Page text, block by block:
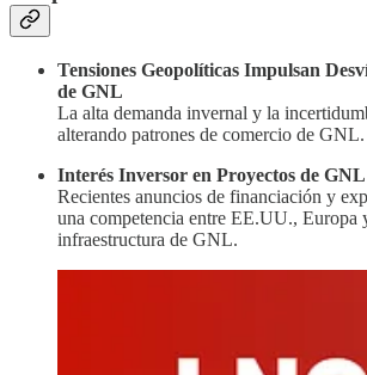
Tensiones Geopolíticas Impulsan
de GNL
La alta demanda invernal y la
alterando patrones de comercio de GNL.
Interés Inversor en Proyectos de
Recientes anuncios de financiación y
una competencia entre EE.UU., Europa
infraestructura de GNL.